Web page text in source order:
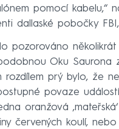
pomocí kabelu,“
dallaské pobočky
pozorováno několikrát
Oku Saurona
rozdílem prý bylo, že
povaze
oranžová
červených koulí,